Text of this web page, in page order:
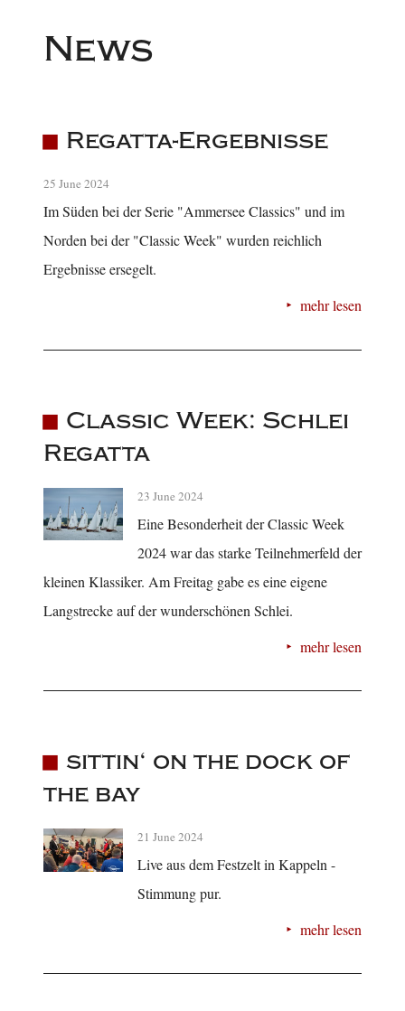
News
Regatta-Ergebnisse
25 June 2024
Im Süden bei der Serie "Ammersee Classics" und im
Norden bei der "Classic Week" wurden reichlich
Ergebnisse ersegelt.
mehr lesen
Classic Week: Schlei
Regatta
23 June 2024
Eine Besonderheit der Classic Week
2024 war das starke Teilnehmerfeld der
kleinen Klassiker. Am Freitag gabe es eine eigene
Langstrecke auf der wunderschönen Schlei.
mehr lesen
sittin‘ on the dock of
the bay
21 June 2024
Live aus dem Festzelt in Kappeln -
Stimmung pur.
mehr lesen